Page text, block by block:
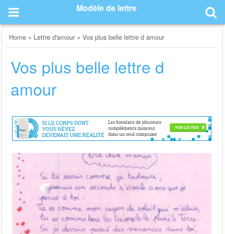
content
Modèle de lettre
Home » Lettre d'amour »Vos plus belle lettre d amour
Vos plus belle lettre d
amour